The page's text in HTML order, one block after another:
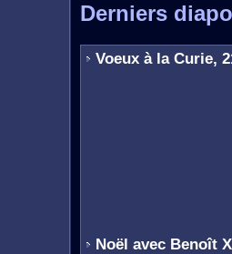
Derniers
Voeux à la Curie,
Noël avec Benoît